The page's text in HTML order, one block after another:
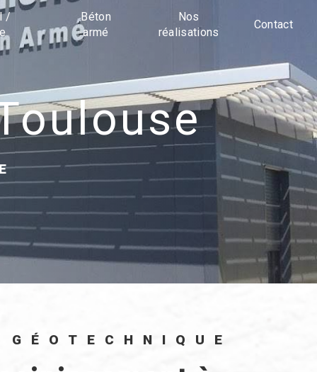
/
Béton
armé
Nos
réalisations
Contact
GÉOTECHNIQUE